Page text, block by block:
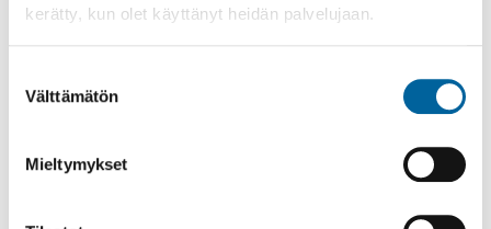
kerätty, kun olet käyttänyt heidän palvelujaan.
valinta
Välttämätön
Mieltymykset
Kouluterveydenhuolto
Perusopetuksen koulukuraattori